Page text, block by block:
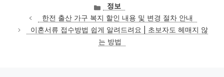
카
테
고
리
정보
한전 출산 가구 복지 할인 내용 및 변경 절차 안내
이혼서류 접수방법 쉽게 알려드려요 | 초보자도 헤매지 않
는 방법